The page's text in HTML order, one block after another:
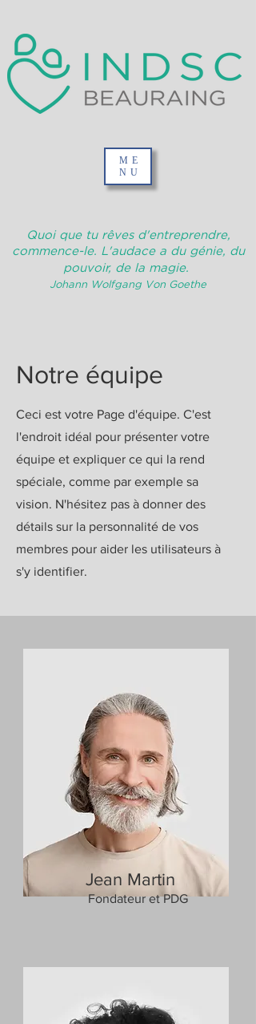
ME
NU
Quoi que tu rêves d'entreprendre,
commence-le. L'audace a du génie, du
pouvoir, de la magie.
Johann Wolfgang Von Goethe
Notre équipe
Ceci est votre Page d'équipe. C'est
l'endroit idéal pour présenter votre
équipe et expliquer ce qui la rend
spéciale, comme par exemple sa
vision. N'hésitez pas à donner des
détails sur la personnalité de vos
membres pour aider les utilisateurs à
s'y identifier.
Jean Martin
Fondateur et PDG